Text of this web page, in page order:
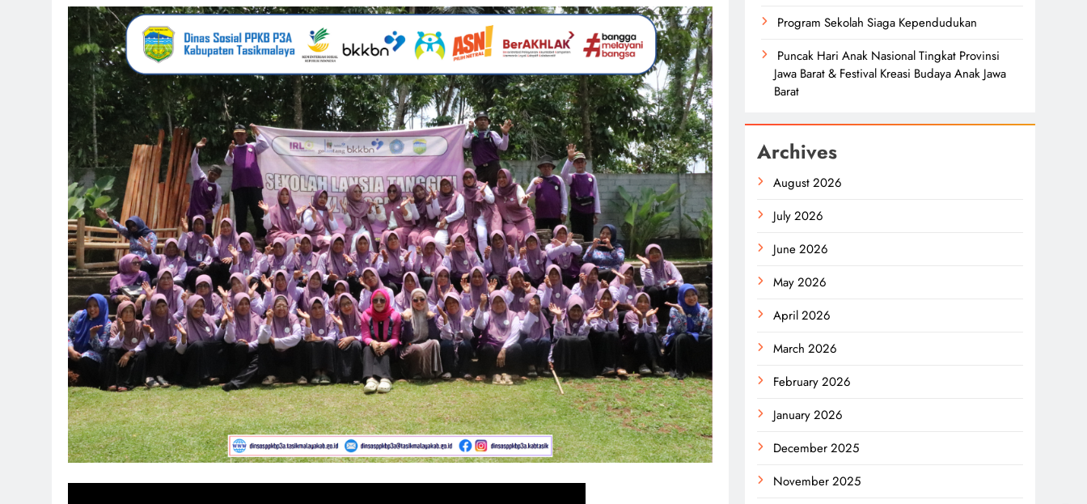
Program Sekolah Siaga Kependudukan
Puncak Hari Anak Nasional Tingkat Provinsi
Jawa Barat & Festival Kreasi Budaya Anak Jawa
Barat
Archives
August 2026
July 2026
June 2026
May 2026
April 2026
March 2026
February 2026
January 2026
December 2025
November 2025